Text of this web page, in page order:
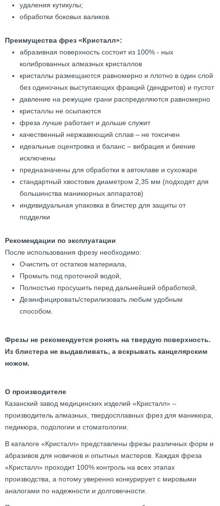
удаления кутикулы;
обработки боковых валиков.
Преимущества фрез «Кристалл»:
абразивная поверхность состоит из 100% - ных
колиброванных алмазных кристаллов
кристаллы размещаются равномерно и плотно в один слой
без одиночных выступающих фракций (дендритов) и пустот
давление на режущие грани распределяются равномерно
кристаллы не осыпаются
фреза лучше работает и дольше служит
качественный нержавеющий сплав – не токсичен
идеальные оцентровка и баланс – вибрация и биение
исключены
предназначены для обработки в автоклаве и сухожаре
стандартный хвостовик диаметром 2,35 мм (подходят для
большинства маникюрных аппаратов)
индивидуальная упаковка в блистер для защиты от
подделки
Рекомендации по эксплуатации
После использования фрезу необходимо:
Очистить от остатков материала,
Промыть под проточной водой,
Полностью просушить перед дальнейшей обработкой,
Дезинфицировать/стерилизовать любым удобным
способом.
Фрезы не рекомендуется ронять на твердую поверхность.
Из блистера не выдавливать, а вскрывать канцелярским
ножом.
О производителе
Казанский завод медицинских изделий «Кристалл» –
производитель алмазных, твердосплавных фрез для маникюра,
педикюра, подологии и стоматологии.
В каталоге «Кристалл» представлены фрезы различных форм и
абразивов для новичков и опытных мастеров. Каждая фреза
«Кристалл» проходит 100% контроль на всех этапах
производства, а потому уверенно конкурирует с мировыми
аналогами по надежности и долговечности.